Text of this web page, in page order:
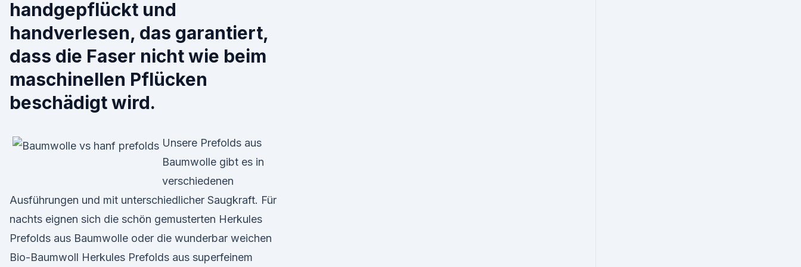
handgepflückt und
handverlesen, das garantiert,
dass die Faser nicht wie beim
maschinellen Pflücken
beschädigt wird.
Unsere Prefolds aus
Baumwolle gibt es in
verschiedenen
Ausführungen und mit unterschiedlicher Saugkraft. Für
nachts eignen sich die schön gemusterten Herkules
Prefolds aus Baumwolle oder die wunderbar weichen
Bio-Baumwoll Herkules Prefolds aus superfeinem